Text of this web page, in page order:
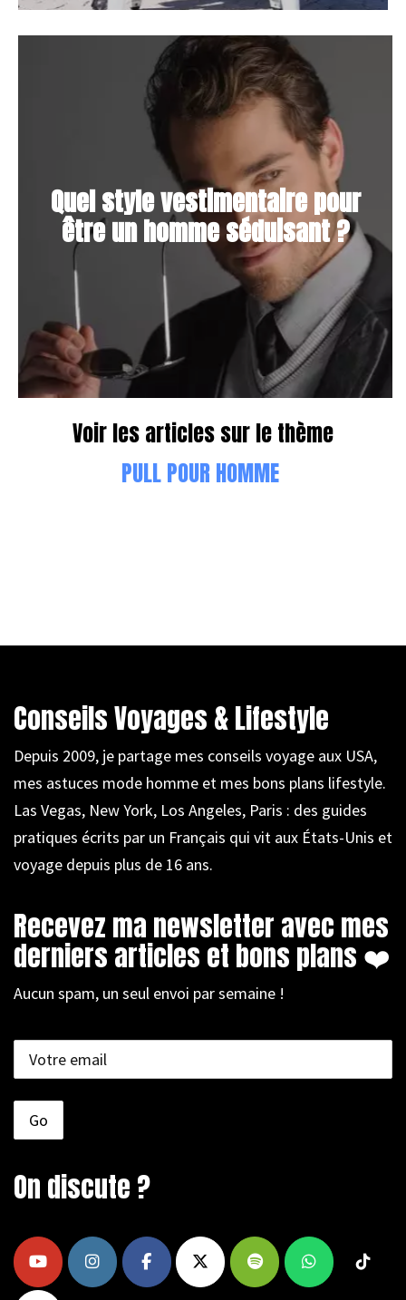
Quel style vestimentaire pour
être un homme séduisant ?
Voir les articles sur le thème
PULL POUR HOMME
Conseils Voyages & Lifestyle
Depuis 2009, je partage mes conseils voyage aux USA,
mes astuces mode homme et mes bons plans lifestyle.
Las Vegas, New York, Los Angeles, Paris : des guides
pratiques écrits par un Français qui vit aux États-Unis et
voyage depuis plus de 16 ans.
Recevez ma newsletter avec mes
derniers articles et bons plans ❤️
Aucun spam, un seul envoi par semaine !
On discute ?